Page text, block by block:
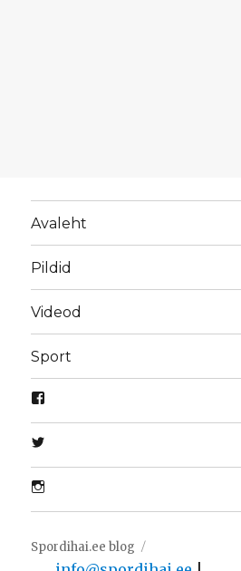
Avaleht
Pildid
Videod
Sport
Spordihai.ee blog